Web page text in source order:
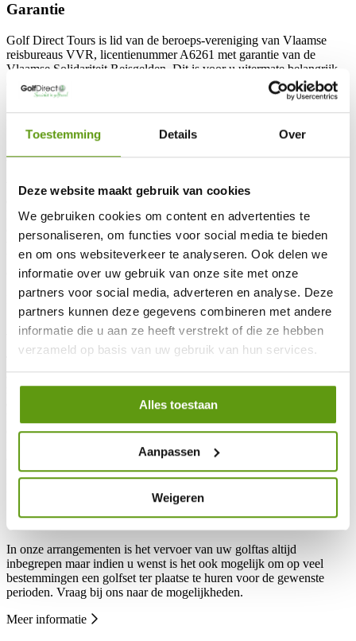
Toestemming Details Over
Deze website maakt gebruik van cookies
We gebruiken cookies om content en advertenties te
personaliseren, om functies voor social media te bieden
en om ons websiteverkeer te analyseren. Ook delen we
informatie over uw gebruik van onze site met onze
partners voor social media, adverteren en analyse. Deze
partners kunnen deze gegevens combineren met andere
informatie die u aan ze heeft verstrekt of die ze hebben
verzameld op basis van uw gebruik van hun services.
Alles toestaan
Aanpassen
Weigeren
Garantie
Golf Direct Tours is lid van de beroeps-vereniging van Vlaamse
reisbureaus VVR, licentienummer A6261 met garantie van de
Vlaamse Solidariteit Reisgelden. Dit is voor u uitermate belangrijk,
omdat u geen enkel financieel risico loopt, dankzij het de Vlaamse
Solidariteit Reisgelden.
Kwaliteitscontrole
Wij verzekeren u dat wij op alle locaties vermeld in onze brochures
en op onze internetsite zijn geweest om onze eigen
kwaliteitscontrole toe te passen. Wij gaan voor U regelmatig op reis
om de hotels en golfbanen te inspecteren op belangrijke punten. Wij
willen ervan overtuigd zijn dat u alleen van het weer afhankelijk
bent. Onze Quality control is daarom een belangrijk onderdeel van
onze organisatie.
Meer informatie
Annuleringsverzekering
Tijdens het maken van uw reservering zullen wij u vragen of u een
annulatieverzekering wenst af te sluiten. Het is verstandig om dit
meteen te doen. Mocht u onverhoopt niet op reis kunnen gaan dan
dekt de verzekering in vele gevallen de reissom (of een gedeelte
Onze annulatieverzekeringen worden ondergebracht bij Allianz
Mondiall Assistence. Een kopie van de polisvoorwaarden doen wij
u graag op verzoek toekomen.
Golftas vervoer
In onze arrangementen is het vervoer van uw golftas altijd
inbegrepen maar indien u wenst is het ook mogelijk om op veel
bestemmingen een golfset ter plaatse te huren voor de gewenste
perioden. Vraag bij ons naar de mogelijkheden.
Meer informatie